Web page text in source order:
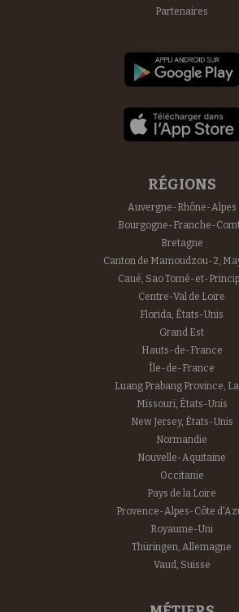
Partenaires
RÉGIONS
Auvergne-Rhône-Alpes
Bourgogne-Franche-
Bretagne
Canton de Mamoudzou-2,
Caué, Sao Tomé-et-
Centre-Val de Loire
Florida, États-Unis
Grand Est
Hauts-de-France
Île-de-France
Luang Prabang Province,
Missouri, États-Unis
New Jersey, États-Unis
Normandie
Nouvelle-Aquitaine
Occitanie
Pays de la Loire
Provence-Alpes-Côte
Royaume-Uni
Thüringen, Allemagne
Vaud, Suisse